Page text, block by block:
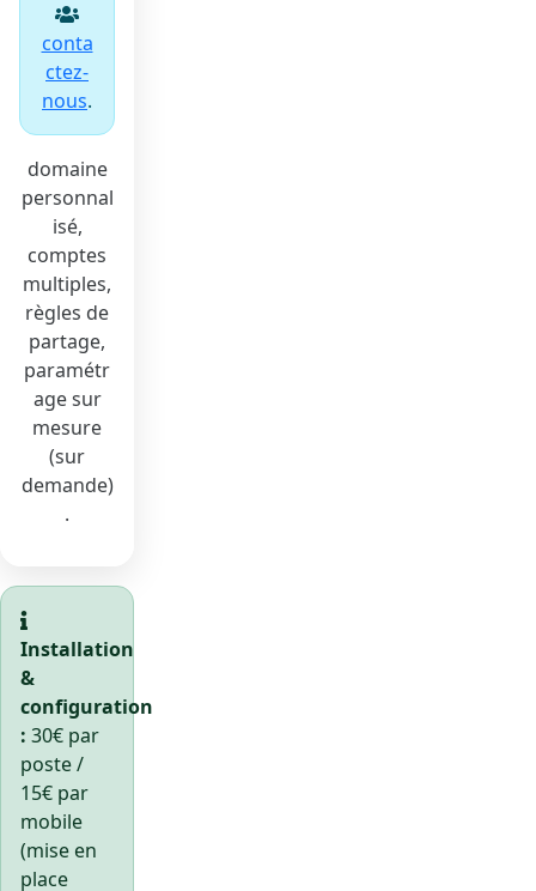
conta
ctez-
nous.
domaine
personnal
isé,
comptes
multiples,
règles de
partage,
paramétr
age sur
mesure
(sur
demande)
.
Installation
&
configuration
: 30€ par
poste /
15€ par
mobile
(mise en
place